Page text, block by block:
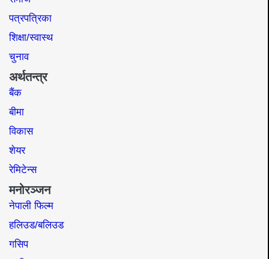
पत्रपत्रिका
शिक्षा/स्वास्थ
चुनाव
अर्थतन्त्र
बैंक
बीमा
विकास
शेयर
रेमिटेन्स
मनोरञ्जन
नेपाली फिल्म
हलिउड/बलिउड
गसिप